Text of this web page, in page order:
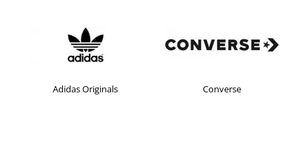
Adidas Originals Converse